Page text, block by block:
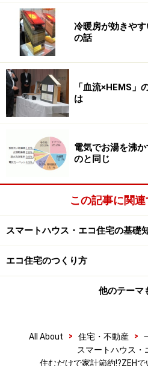
まだ平成29年度の補助金概要
が、おそらく前年並みの補助
詳細な条件をクリアする必要
1戸あたり125～150万ほどの
補助金概要が前年同様であれ
の3分の1または50万円のいず
金が使えます。
これだけの大盤振る舞いの補
れている「今」だからの恩恵
5～7年で投資回収、
教育費のかかる頃に光熱費が少
これをZEHの初期コストに投
冷暖房が効きや
の話
「血流×HEMS」
は
電気でお湯を沸
のと同じ
この記事に関
スマートハウス・エコ住宅の基礎
エコ住宅のつくり方
他のテーマ
All About > 住宅・不動産 >
スマートハウス・
住むだけで家計節約!?ZEH